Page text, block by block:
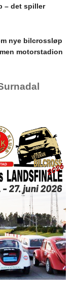
– det spiller
nye bilcrossløp
motorstadion